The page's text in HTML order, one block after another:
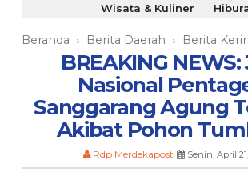
Wisata & Kuliner
Beranda › Berita Daerah › Berita
BREAKING
Nasional
Sanggarang Agung
Akibat Pohon
Rdp Merdekapost Senin, April